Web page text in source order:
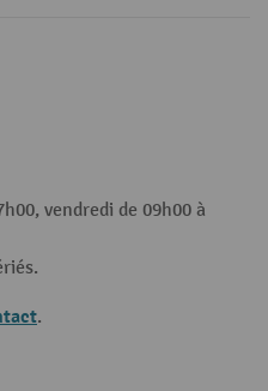
vendredi de 09h00 à
.